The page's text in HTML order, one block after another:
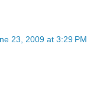
23, 2009 at 3:29 PM